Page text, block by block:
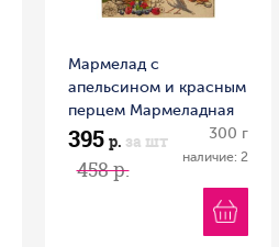
Мармелад с
апельсином и красным
перцем Мармеладная
сказка 300 г
395 р. за шт
458 р.
300 г
наличие: 2